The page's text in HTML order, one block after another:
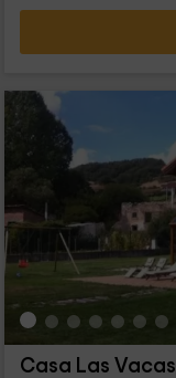
Casa Las Vacas